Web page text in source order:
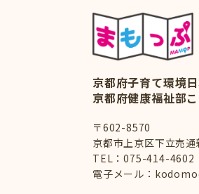
京都府子育て環境
京都府健康福祉部
〒602-8570
京都市上京区下立売
TEL：075-414-4602
電子メール：